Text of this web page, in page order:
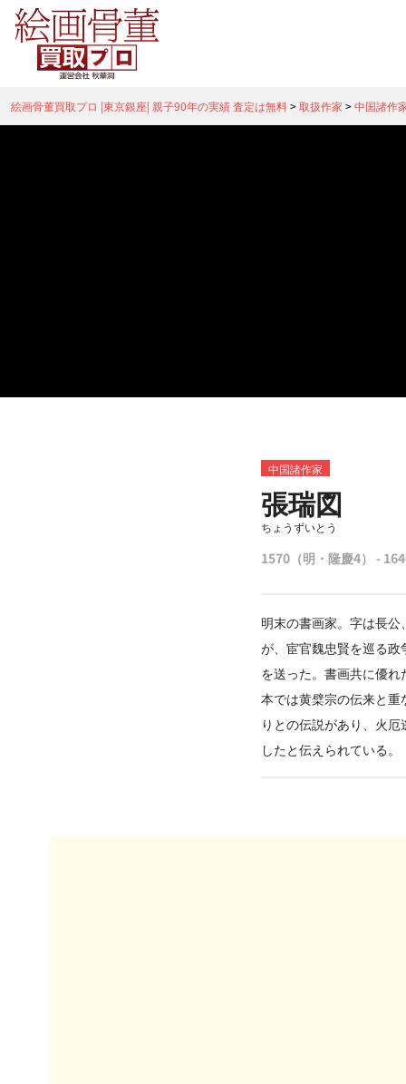
絵画骨董買取プロ |東京銀座| 親子90年の実績 査定は無料>取扱作家 >中国諸作
中国諸作家
張瑞図
ちょうずいとう
1570（明・隆慶4） -
明末の書画家。字は長
が、宦官魏忠賢を巡る
を送った。書画共に優
本では黄檗宗の伝来と
りとの伝説があり、火
したと伝えられている。